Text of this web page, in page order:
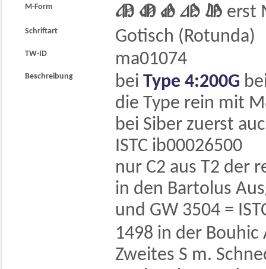
M-Form      erst
Schriftart Gotisch (Rotunda)
TW-ID ma01074
Beschreibung bei Type 4:200G
die Type rein mit
bei Siber zuerst
ISTC ib00026500
nur C2 aus T2 der
in den Bartolus
und GW 3504 =
1498 in der Bouhic
Zweites S m.